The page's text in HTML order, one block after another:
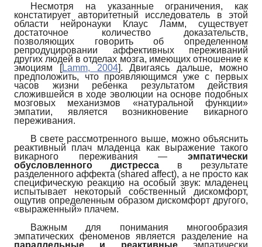
Несмотря на указанные ограничения, как
констатирует авторитетный исследователь в этой
области нейронауки Клаус Ламм, существует
достаточное количество доказательств,
позволяющих говорить об определенном
репродуцировании аффективных переживаний
других людей в отделах мозга, имеющих отношение к
эмоциям
[Lamm, 2004]. Двигаясь дальше, можно
предположить, что проявляющимся уже с первых
часов жизни ребенка результатом действия
сложившейся в ходе эволюции на основе подобных
мозговых механизмов «натуральной функции»
эмпатии, является возникновение викарного
переживания.
В свете рассмотренного выше, можно объяснить
реактивный плач младенца как выражение такого
викарного переживания — эмпатически
обусловленного дистресса в результате
разделенного аффекта (shared affect), а не просто как
специфическую реакцию на особый звук: младенец
испытывает некоторый собственный дискомфорт,
ощутив определенным образом дискомфорт другого,
«выраженный» плачем.
Важным для понимания многообразия
эмпатических феноменов является разделение на
параллельные и реактивные эмпатически